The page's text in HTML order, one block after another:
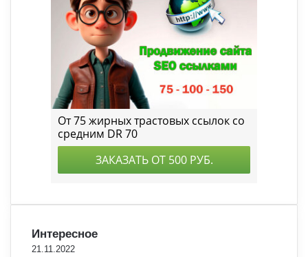
Интересное
21.11.2022